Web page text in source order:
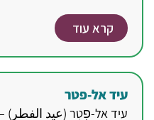
קרא עוד
עיד אל-פטר
עיד אל-פׅטְר (عيد الفطر)